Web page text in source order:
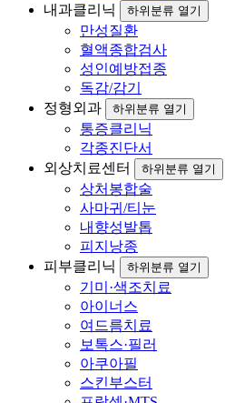
내과클리닉
하위분류 열기
만성질환
혈액종합검사
성인예방접종
독감/감기
정형외과
하위분류 열기
통증클리닉
각종진단서
외상치료센터
하위분류 열기
상처봉합술
사마귀/티눈
내향성발톱
피지낭종
피부클리닉
하위분류 열기
기미·색조치료
아이너스
여드름치료
보톡스·필러
아쿠아필
스킨부스터